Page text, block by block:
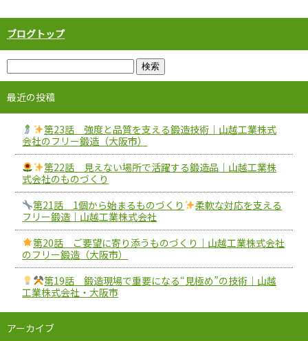
ブログトップ
最近の投稿
第23話 強度と品質を支える鍛造技術｜山越工業株式
会社のフリー鍛造（大阪市）
第22話 見えない場所で活躍する鍛造品｜山越工業株
式会社のものづくり
第21話 1個から始まるものづくり
柔軟な対応を支える
フリー鍛造｜山越工業株式会社
第20話 ご要望に寄り添うものづくり｜山越工業株式会社
のフリー鍛造（大阪市）
第19話 鍛造現場で重要になる“見極め”の技術｜山越
工業株式会社・大阪市
アーカイブ